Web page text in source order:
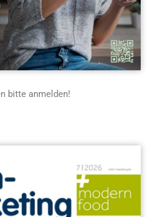
bitte anmelden!